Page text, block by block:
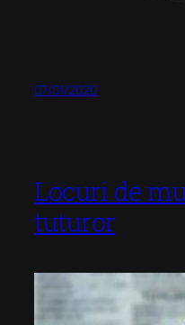
07/01/2020
Locuri de
tuturor